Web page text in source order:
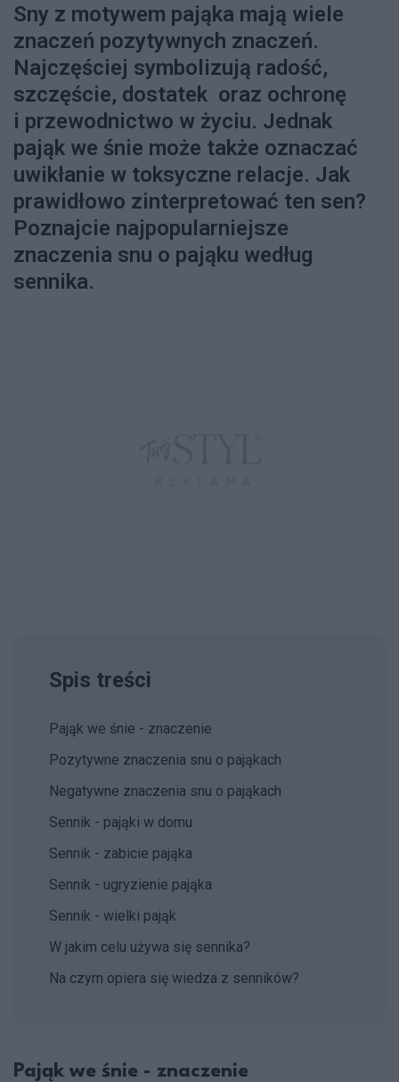
Sny z motywem pająka mają wiele
znaczeń pozytywnych znaczeń.
Najczęściej symbolizują radość,
szczęście, dostatek oraz ochronę
i przewodnictwo w życiu. Jednak
pająk we śnie może także oznaczać
uwikłanie w toksyczne relacje. Jak
prawidłowo zinterpretować ten sen?
Poznajcie najpopularniejsze
znaczenia snu o pająku według
sennika.
Spis treści
Pająk we śnie - znaczenie
Pozytywne znaczenia snu o pająkach
Negatywne znaczenia snu o pająkach
Sennik - pająki w domu
Sennik - zabicie pająka
Sennik - ugryzienie pająka
Sennik - wielki pająk
W jakim celu używa się sennika?
Na czym opiera się wiedza z senników?
Pająk we śnie - znaczenie